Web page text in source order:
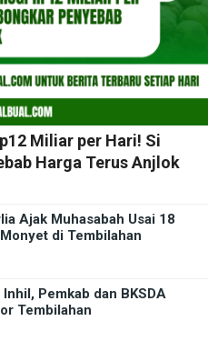
Miliar per Hari! Si
Harga Terus Anjlok
Ajak Muhasabah Usai 18
di Tembilahan
Pemkab dan BKSDA
Tembilahan